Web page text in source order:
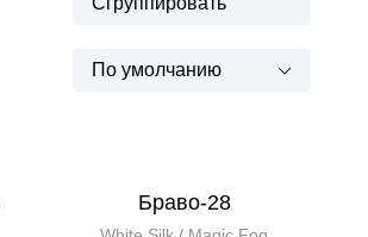
По умолчанию
Браво-28